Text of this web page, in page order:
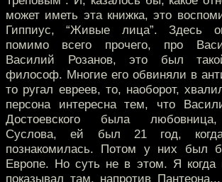
может иметь эта книжка, это
Гиппиус, “Живые лица”. Здесь
помимо всего прочего, про
Василий Розанов, это был
философ. Многие его обвиняли в
то ругал евреев, то, наоборот,
персона интересна тем, что
Достоевского была
Суслова, ей был 21 год,
познакомилась. Потом у них был
Европе. Но суть не в этом. Я
показывал там, напротив